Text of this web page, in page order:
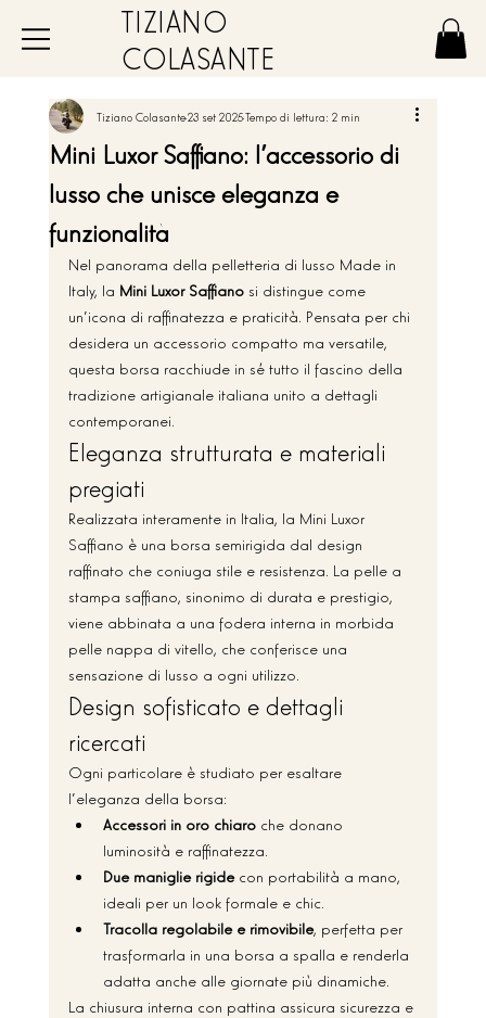
TIZIANO
COLASANTE
Mini Luxor Saffiano: l’accessorio di
lusso che unisce eleganza e
funzionalità
Tiziano Colasante23 set 2025Tempo di lettura: 2 min
Nel panorama della pelletteria di lusso Made in
Italy, la Mini Luxor Saffiano si distingue come
un’icona di raffinatezza e praticità. Pensata per chi
desidera un accessorio compatto ma versatile,
questa borsa racchiude in sé tutto il fascino della
tradizione artigianale italiana unito a dettagli
contemporanei.
Eleganza strutturata e materiali
pregiati
Realizzata interamente in Italia, la Mini Luxor
Saffiano è una borsa semirigida dal design
raffinato che coniuga stile e resistenza. La pelle a
stampa saffiano, sinonimo di durata e prestigio,
viene abbinata a una fodera interna in morbida
pelle nappa di vitello, che conferisce una
sensazione di lusso a ogni utilizzo.
Design sofisticato e dettagli
ricercati
Ogni particolare è studiato per esaltare
l’eleganza della borsa:
Accessori in oro chiaro che donano
luminosità e raffinatezza.
Due maniglie rigide con portabilità a mano,
ideali per un look formale e chic.
Tracolla regolabile e rimovibile, perfetta per
trasformarla in una borsa a spalla e renderla
adatta anche alle giornate più dinamiche.
La chiusura interna con pattina assicura sicurezza e